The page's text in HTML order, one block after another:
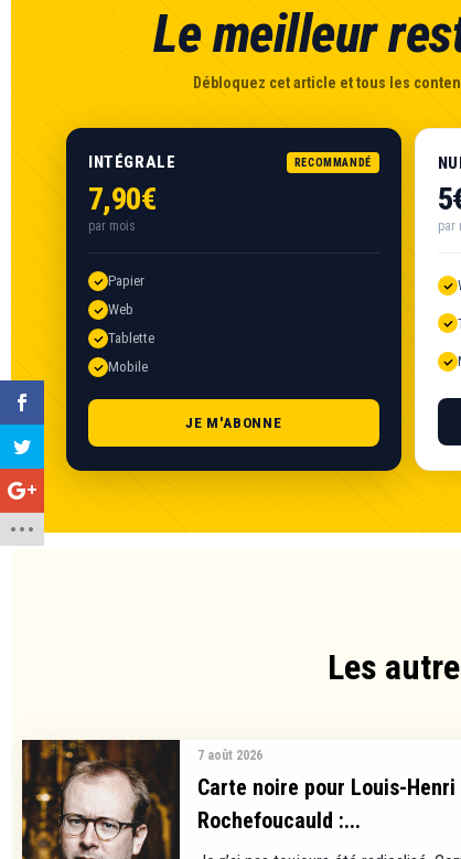
Le meilleur
Débloquez cet article et tous les
INTÉGRALE RECOMMANDÉ
7,90€
par mois
Papier
Web
Tablette
Mobile
JE M'ABONNE
par
Les
7 août 2026
Carte noire pour Louis-Henri
Rochefoucauld :...